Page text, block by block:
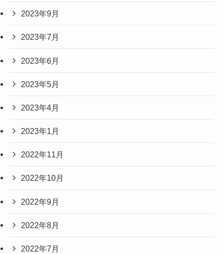
2023年9月
2023年7月
2023年6月
2023年5月
2023年4月
2023年1月
2022年11月
2022年10月
2022年9月
2022年8月
2022年7月